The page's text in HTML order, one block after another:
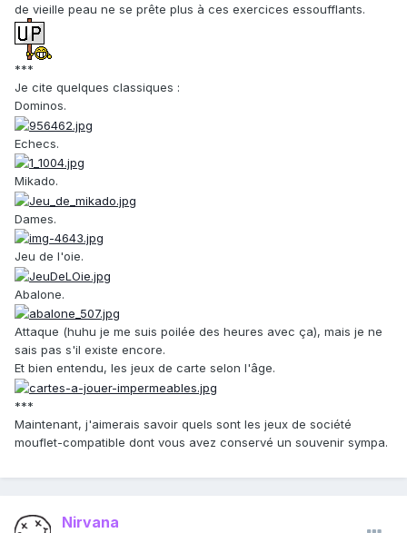
de vieille peau ne se prête plus à ces exercices essoufflants.
***
Je cite quelques classiques :
Dominos.
Echecs.
Mikado.
Dames.
Jeu de l'oie.
Abalone.
Attaque (huhu je me suis poilée des heures avec ça), mais je ne
sais pas s'il existe encore.
Et bien entendu, les jeux de carte selon l'âge.
***
Maintenant, j'aimerais savoir quels sont les jeux de société
mouflet-compatible dont vous avez conservé un souvenir sympa.
Nirvana